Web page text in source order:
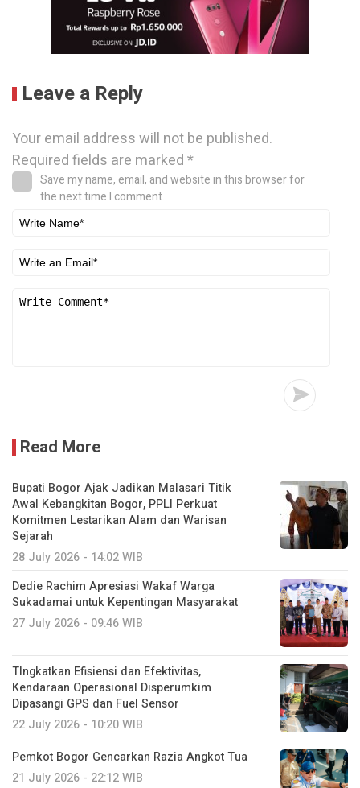
Leave a Reply
Your email address will not be published.
Required fields are marked*
Save my name, email, and website in this browser for
the next time I comment.
Read More
Bupati Bogor Ajak Jadikan Malasari Titik
Awal Kebangkitan Bogor, PPLI Perkuat
Komitmen Lestarikan Alam dan Warisan
Sejarah
28 July 2026 - 14:02 WIB
Dedie Rachim Apresiasi Wakaf Warga
Sukadamai untuk Kepentingan Masyarakat
27 July 2026 - 09:46 WIB
TIngkatkan Efisiensi dan Efektivitas,
Kendaraan Operasional Disperumkim
Dipasangi GPS dan Fuel Sensor
22 July 2026 - 10:20 WIB
Pemkot Bogor Gencarkan Razia Angkot Tua
21 July 2026 - 22:12 WIB